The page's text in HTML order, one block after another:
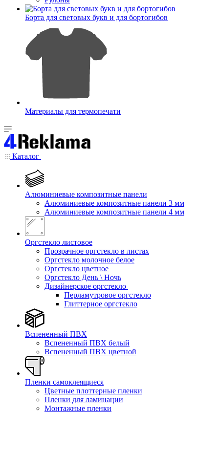
Борта для световых букв и для бортогибов
Материалы для термопечати
Каталог
Алюминиевые композитные панели
Алюминиевые композитные панели 3 мм
Алюминиевые композитные панели 4 мм
Оргстекло листовое
Прозрачное оргстекло в листах
Оргстекло молочное белое
Оргстекло цветное
Оргстекло День \ Ночь
Дизайнерское оргстекло
Перламутровое оргстекло
Глиттерное оргстекло
Вспененный ПВХ
Вспененный ПВХ белый
Вспененный ПВХ цветной
Пленки самоклеящиеся
Цветные плоттерные пленки
Пленки для ламинации
Монтажные пленки